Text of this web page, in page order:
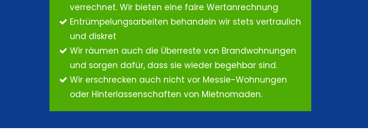
verrechnet. Wir bieten eine faire Wertanrechnung
Entrümpelungsarbeiten behandeln wir stets vertraulich
und diskret
Wir räumen auch die Überreste von Brandwohnungen
und sorgen dafür, dass sie wieder begehbar sind.
Wir erschrecken auch nicht vor Messie-Wohnungen
oder Hinterlassenschaften von Mietnomaden.